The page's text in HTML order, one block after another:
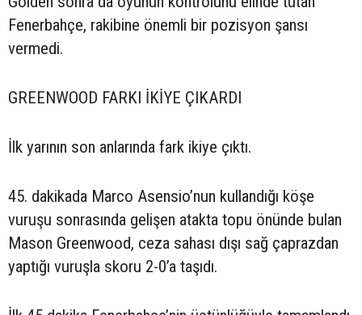
Fenerbahçe, rakibine önemli bir pozisyon şansı
vermedi.
GREENWOOD FARKI İKİYE ÇIKARDI
İlk yarının son anlarında fark ikiye çıktı.
45. dakikada Marco Asensio’nun kullandığı köşe
vuruşu sonrasında gelişen atakta topu önünde bulan
Mason Greenwood, ceza sahası dışı sağ çaprazdan
yaptığı vuruşla skoru 2-0’a taşıdı.